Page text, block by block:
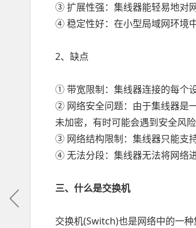
③ 扩展性强：集线器能轻易地对
④ 稳定性好：在小型局域网环境
2、缺点
① 带宽限制：集线器连接的每个
② 网络安全问题：由于集线器是
未加密，有时可能会遇到安全风险
③ 网络结构限制：集线器只能支
④ 无法分段：集线器无法将网络
三、什么是交换机
交换机(Switch)也是网络中的一